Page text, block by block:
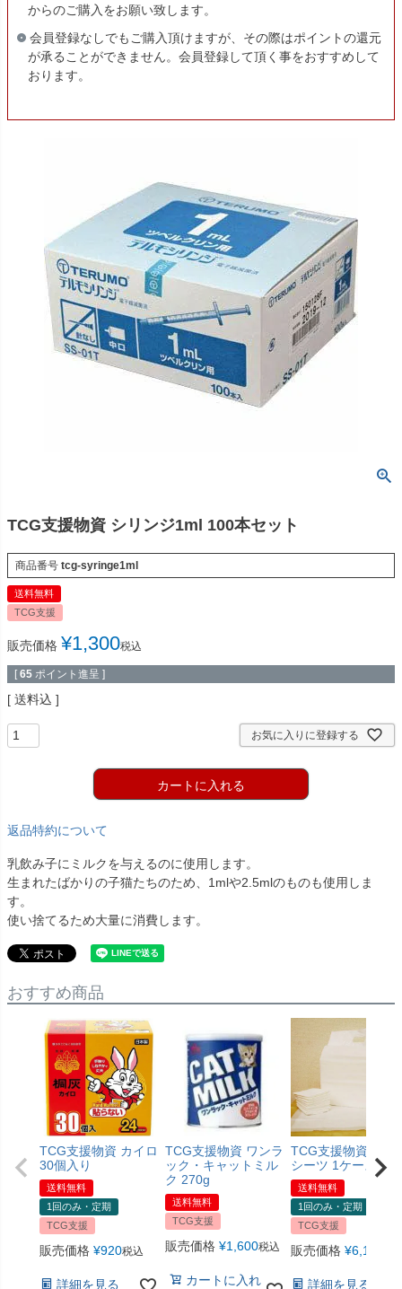
からのご購入をお願い致します。
会員登録なしでもご購入頂けますが、その際はポイントの還元
が承ることができません。会員登録して頂く事をおすすめして
おります。
TCG支援物資 シリンジ1ml 100本セット
商品番号 tcg-syringe1ml
送料無料
TCG支援
販売価格 ¥1,300税込
[ 65 ポイント進呈 ]
送料込
お気に入りに登録する
カートに入れる
返品特約について
乳飲み子にミルクを与えるのに使用します。
生まれたばかりの子猫たちのため、1mlや2.5mlのものも使用しま
す。
使い捨てるため大量に消費します。
おすすめ商品
TCG支援物資 カイロ
30個入り
送料無料
1回のみ・定期
TCG支援
販売価格 ¥920税込
詳細を見る
TCG支援物資 ワンラ
ック・キャットミル
ク 270g
送料無料
TCG支援
販売価格 ¥1,600税込
カートに入れ
TCG支援物資 ペッ
シーツ 1ケース
送料無料
1回のみ・定期
TCG支援
販売価格 ¥6,120
詳細を見る